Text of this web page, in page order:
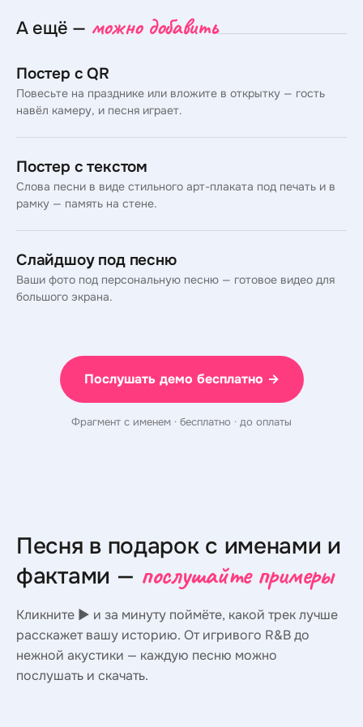
А ещё — можно добавить
Постер с QR
Повесьте на празднике или вложите в открытку — гость
навёл камеру, и песня играет.
Постер с текстом
Слова песни в виде стильного арт-плаката под печать и в
рамку — память на стене.
Слайдшоу под песню
Ваши фото под персональную песню — готовое видео для
большого экрана.
Послушать демо бесплатно →
Фрагмент с именем · бесплатно · до оплаты
Песня в подарок с именами и
фактами — послушайте примеры
Кликните ▶ и за минуту поймёте, какой трек лучше
расскажет вашу историю. От игривого R&B до
нежной акустики — каждую песню можно
послушать и скачать.